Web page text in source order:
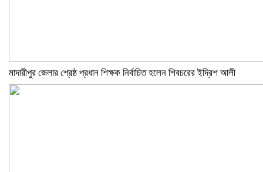
মাদারীপুর জেলার শ্রেষ্ঠ প্রধান শিক্ষক নির্বাচিত হলেন শিবচরের ইদ্রিশ আলী